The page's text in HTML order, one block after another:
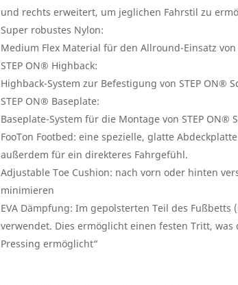
und rechts erweitert, um jeglichen Fahrstil zu
Super robustes Nylon:
Medium Flex Material für den Allround-Einsatz
STEP ON® Highback:
Highback-System zur Befestigung von STEP ON®
STEP ON® Baseplate:
Baseplate-System für die Montage von STEP ON®
FooTon Footbed: eine spezielle, glatte
außerdem für ein direkteres Fahrgefühl.
Adjustable Toe Cushion: nach vorn oder hinten
minimieren
EVA Dämpfung: Im gepolsterten Teil des
verwendet. Dies ermöglicht einen festen Tritt,
Pressing ermöglicht“